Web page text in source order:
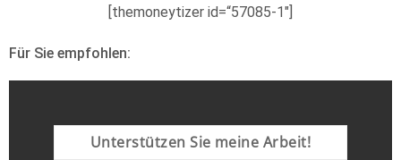
[themoneytizer id=“57085-1″]
Für Sie empfohlen:
Unterstützen Sie meine Arbeit!